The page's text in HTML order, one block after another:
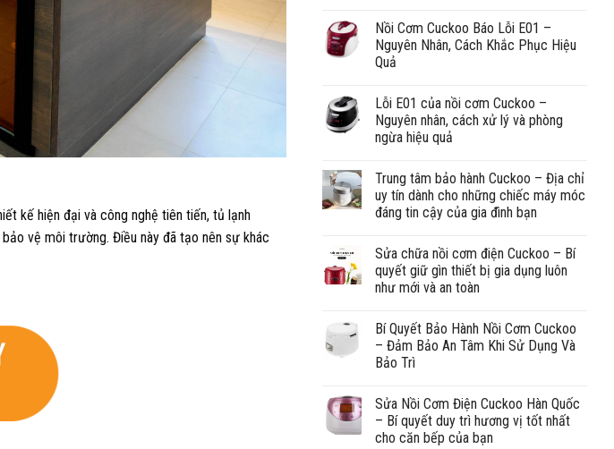
kế hiện đại và công nghệ tiên tiến, tủ lạnh
vệ môi trường. Điều này đã tạo nên sự khác
Nồi Cơm Cuckoo Báo Lỗi E01 –
Nguyên Nhân, Cách Khắc Phục Hiệu
Quả
Lỗi E01 của nồi cơm Cuckoo –
Nguyên nhân, cách xử lý và phòng
ngừa hiệu quả
Trung tâm bảo hành Cuckoo – Địa chỉ
uy tín dành cho những chiếc máy móc
đáng tin cậy của gia đình bạn
Sửa chữa nồi cơm điện Cuckoo – Bí
quyết giữ gìn thiết bị gia dụng luôn
như mới và an toàn
Bí Quyết Bảo Hành Nồi Cơm Cuckoo
– Đảm Bảo An Tâm Khi Sử Dụng Và
Bảo Trì
Sửa Nồi Cơm Điện Cuckoo Hàn Quốc
– Bí quyết duy trì hương vị tốt nhất
cho căn bếp của bạn